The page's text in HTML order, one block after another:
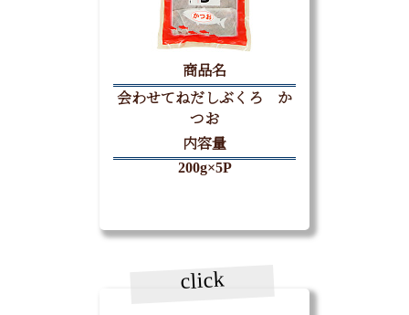
商品名
会わせてねだしぶくろ か
つお
内容量
200g×5P
click